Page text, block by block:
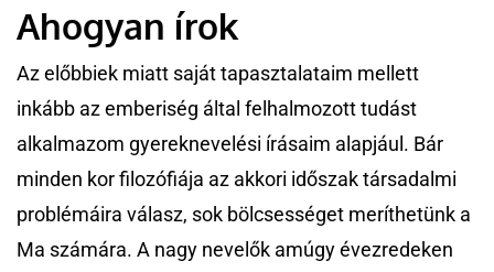
Ahogyan írok
Az előbbiek miatt saját tapasztalataim mellett
inkább az emberiség által felhalmozott tudást
alkalmazom gyereknevelési írásaim alapjául. Bár
minden kor filozófiája az akkori időszak társadalmi
problémáira válasz, sok bölcsességet meríthetünk a
Ma számára. A nagy nevelők amúgy évezredeken